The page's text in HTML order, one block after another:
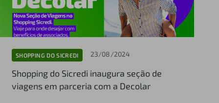
SHOPPING DO SICREDI 23/08/2024
Shopping do Sicredi inaugura seção de
viagens em parceria com a Decolar